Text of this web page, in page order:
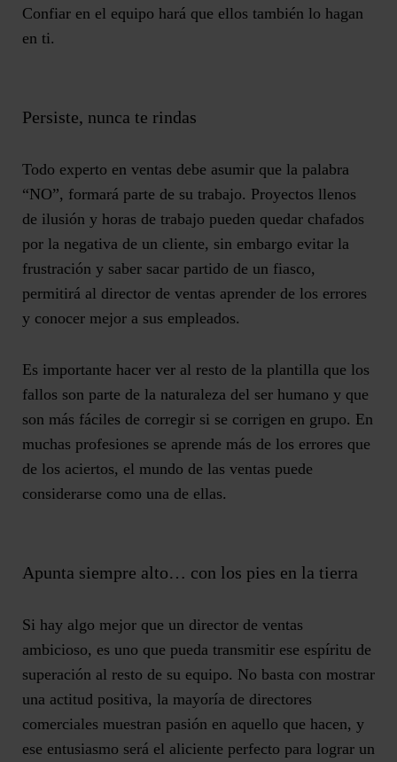
Confiar en el equipo hará que ellos también lo hagan
en ti.
Persiste, nunca te rindas
Todo experto en ventas debe asumir que la palabra
“NO”, formará parte de su trabajo. Proyectos llenos
de ilusión y horas de trabajo pueden quedar chafados
por la negativa de un cliente, sin embargo evitar la
frustración y saber sacar partido de un fiasco,
permitirá al director de ventas aprender de los errores
y conocer mejor a sus empleados.
Es importante hacer ver al resto de la plantilla que los
fallos son parte de la naturaleza del ser humano y que
son más fáciles de corregir si se corrigen en grupo. En
muchas profesiones se aprende más de los errores que
de los aciertos, el mundo de las ventas puede
considerarse como una de ellas.
Apunta siempre alto… con los pies en la tierra
Si hay algo mejor que un director de ventas
ambicioso, es uno que pueda transmitir ese espíritu de
superación al resto de su equipo. No basta con mostrar
una actitud positiva, la mayoría de directores
comerciales muestran pasión en aquello que hacen, y
ese entusiasmo será el aliciente perfecto para lograr un